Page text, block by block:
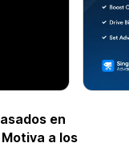
en
a los